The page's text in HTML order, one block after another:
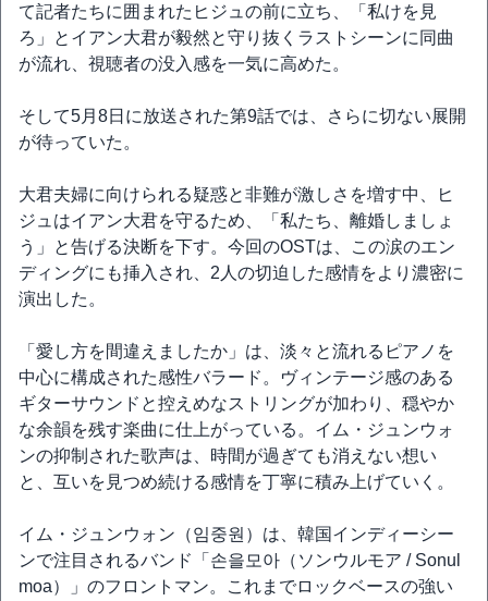
て記者たちに囲まれたヒジュの前に立ち、「私けを見
ろ」とイアン大君が毅然と守り抜くラストシーンに同曲
が流れ、視聴者の没入感を一気に高めた。
そして5月8日に放送された第9話では、さらに切ない展開
が待っていた。
大君夫婦に向けられる疑惑と非難が激しさを増す中、ヒ
ジュはイアン大君を守るため、「私たち、離婚しましょ
う」と告げる決断を下す。今回のOSTは、この涙のエン
ディングにも挿入され、2人の切迫した感情をより濃密に
演出した。
「愛し方を間違えましたか」は、淡々と流れるピアノを
中心に構成された感性バラード。ヴィンテージ感のある
ギターサウンドと控えめなストリングが加わり、穏やか
な余韻を残す楽曲に仕上がっている。イム・ジュンウォ
ンの抑制された歌声は、時間が過ぎても消えない想い
と、互いを見つめ続ける感情を丁寧に積み上げていく。
イム・ジュンウォン（임중원）は、韓国インディーシー
ンで注目されるバンド「손을모아（ソンウルモア / Sonul
moa）」のフロントマン。これまでロックベースの強い